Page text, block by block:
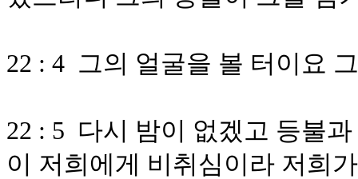
22 : 4 그의 얼굴을 볼 터이요
22 : 5 다시 밤이 없겠고 등불
이 저희에게 비취심이라 저희